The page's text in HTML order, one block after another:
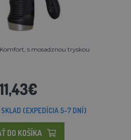
s mosadznou tryskou
11,43€
SKLAD (EXPEDÍCIA 5-7 DNÍ)
DO KOŠÍKA